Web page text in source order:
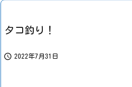
タコ釣り！
 2022年7月31日